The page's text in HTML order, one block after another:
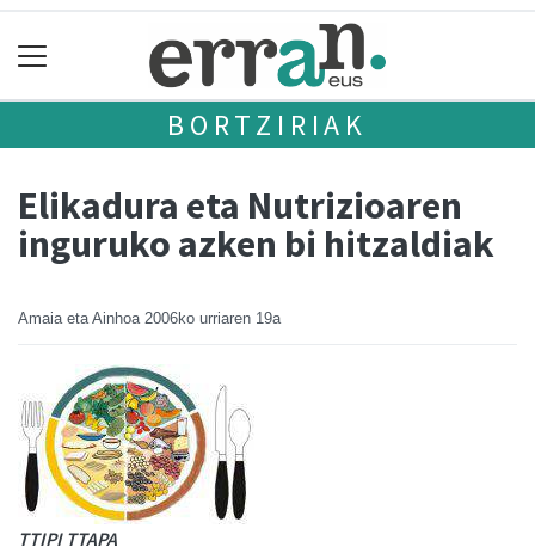
BORTZIRIAK
Elikadura eta Nutrizioaren
inguruko azken bi hitzaldiak
Amaia eta Ainhoa 2006ko urriaren 19a
TTIPI TTAPA